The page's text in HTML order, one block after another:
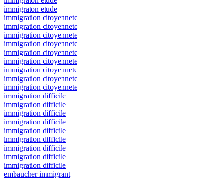
immigraton etude
immigration citoyennete
immigration citoyennete
immigration citoyennete
immigration citoyennete
immigration citoyennete
immigration citoyennete
immigration citoyennete
immigration citoyennete
immigration citoyennete
immigration difficile
immigration difficile
immigration difficile
immigration difficile
immigration difficile
immigration difficile
immigration difficile
immigration difficile
immigration difficile
embaucher immigrant